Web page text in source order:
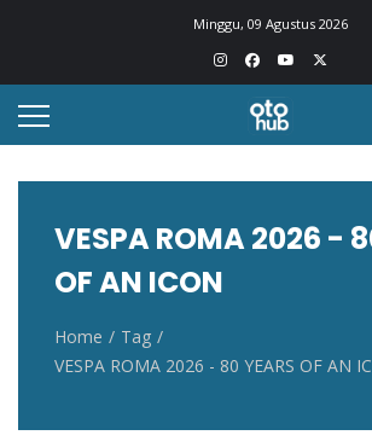
Minggu, 09 Agustus 2026
Otohub.co
Portal berita otomotif Indonesia terkini
VESPA ROMA 2026 -
OF AN ICON
Home
Tag
VESPA ROMA 2026 - 80 YEARS OF AN